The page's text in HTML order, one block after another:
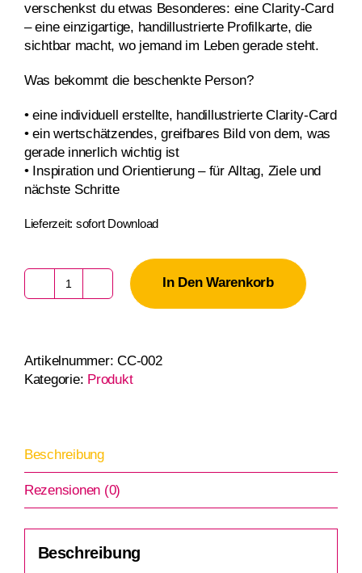
verschenkst du etwas Besonderes: eine Clarity-Card
– eine einzigartige, handillustrierte Profilkarte, die
sichtbar macht, wo jemand im Leben gerade steht.
Was bekommt die beschenkte Person?
• eine individuell erstellte, handillustrierte Clarity-Card
• ein wertschätzendes, greifbares Bild von dem, was
gerade innerlich wichtig ist
• Inspiration und Orientierung – für Alltag, Ziele und
nächste Schritte
Lieferzeit: sofort Download
Gutschein
Menge
In Den Warenkorb
Artikelnummer:CC-002
Kategorie: Produkt
Beschreibung
Rezensionen (0)
Beschreibung